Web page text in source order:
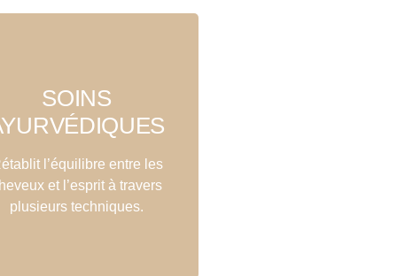
SOINS
l’équilibre entre les
et l’esprit à travers
plusieurs techniques.
FLUX
médicinales, des huiles,
des bains, des techniques de
détoxification…